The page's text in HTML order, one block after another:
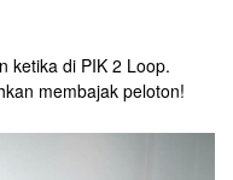
ketika di PIK 2 Loop.
membajak peloton!